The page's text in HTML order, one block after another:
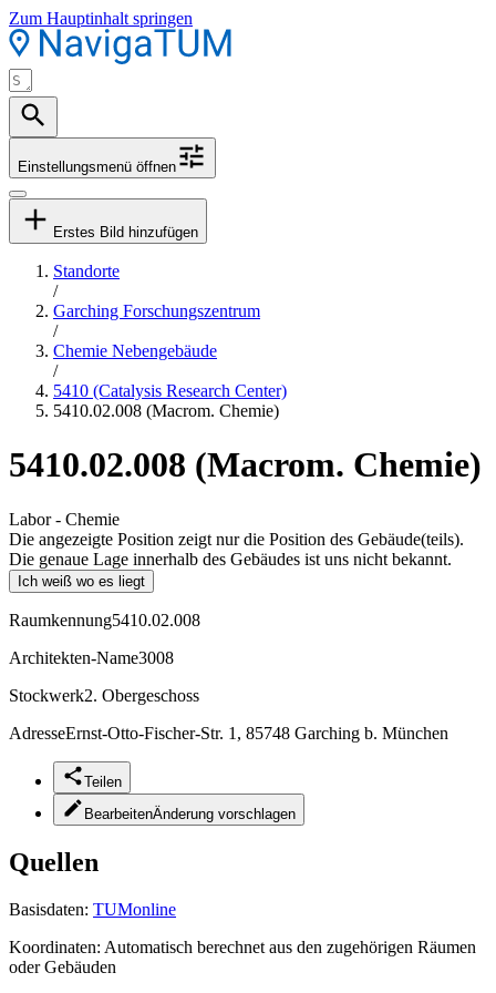
Zum Hauptinhalt springen
Einstellungsmenü öffnen
Erstes Bild hinzufügen
Standorte
/
Garching Forschungszentrum
/
Chemie Nebengebäude
/
5410 (Catalysis Research Center)
5410.02.008 (Macrom. Chemie)
5410.02.008 (Macrom. Chemie)
Labor - Chemie
Die angezeigte Position zeigt nur die Position des Gebäude(teils).
Die genaue Lage innerhalb des Gebäudes ist uns nicht bekannt.
Ich weiß wo es liegt
Raumkennung5410.02.008
Architekten-Name3008
Stockwerk2. Obergeschoss
AdresseErnst-Otto-Fischer-Str. 1, 85748 Garching b. München
Teilen
BearbeitenÄnderung vorschlagen
Quellen
Basisdaten: TUMonline
Koordinaten: Automatisch berechnet aus den zugehörigen Räumen
oder Gebäuden